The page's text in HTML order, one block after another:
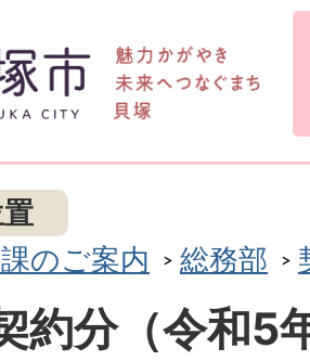
のご案内 総務部
約分（令和5